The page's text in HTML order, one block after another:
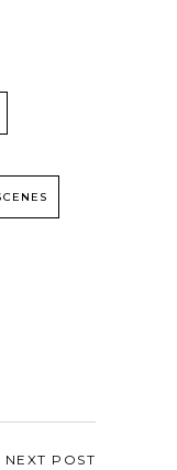
NEXT POST